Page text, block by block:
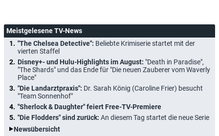
Meistgelesene TV-News
"The Chelsea Detective": Beliebte Krimiserie startet mit der
vierten Staffel
Disney+- und Hulu-Highlights im August: "Death in Paradise",
"The Shards" und das Ende für "Die neuen Zauberer vom Waverly
Place"
"Die Landarztpraxis": Dr. Sarah König (Caroline Frier) besucht
"Team Sonnenhof"
"Sherlock & Daughter" feiert Free-TV-Premiere
"Die Flodders" sind zurück: An diesem Tag startet die neue Serie
Newsübersicht